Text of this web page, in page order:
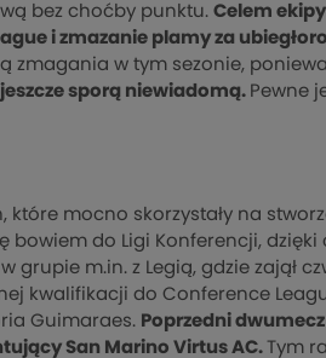
bez choćby punktu. Celem
i zmazanie plamy za
zmagania w tym sezonie,
sporą niewiadomą. Pewne
mocno skorzystały na
bowiem do Ligi Konferencji, dzięki
grupie m.in. z Legią, gdzie zajął
kwalifikacji do Conference
Guimaraes. Poprzedni
San Marino Virtus AC. Tym